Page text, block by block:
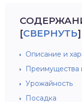
[СВЕРНУТЬ]
Описание и
Преимущества
Урожайность
Посадка